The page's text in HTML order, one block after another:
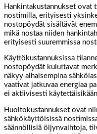
Hankintakustannukset ovat
nostimilla, erityisesti
nostopöydät sisältävät
mikä nostaa niiden
erityisesti suuremmissa
Käyttökustannuksissa
nostopöydät kuluttavat
näkyy alhaisempina
vaativat jatkuvaa energiaa
ei aktiivisesti
Huoltokustannukset ovat
sähkökäyttöisissä
säännöllisiä öljynvaihtoja,